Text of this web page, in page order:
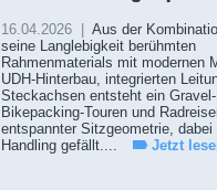
16.04.2026 |
Aus der
seine Langlebigkeit berühmten
Rahmenmaterials mit modernen
UDH-Hinterbau, integrierten
Steckachsen entsteht ein
Bikepacking-Touren und
entspannter Sitzgeometrie, dabei
Handling gefällt....
Jetzt